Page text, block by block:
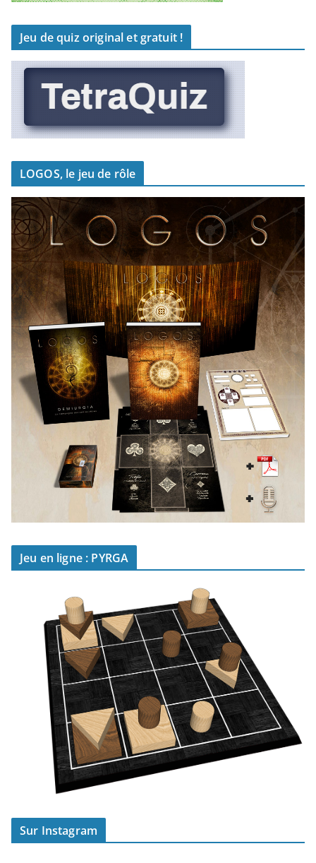
Jeu de quiz original et gratuit !
LOGOS, le jeu de rôle
Jeu en ligne : PYRGA
Sur Instagram